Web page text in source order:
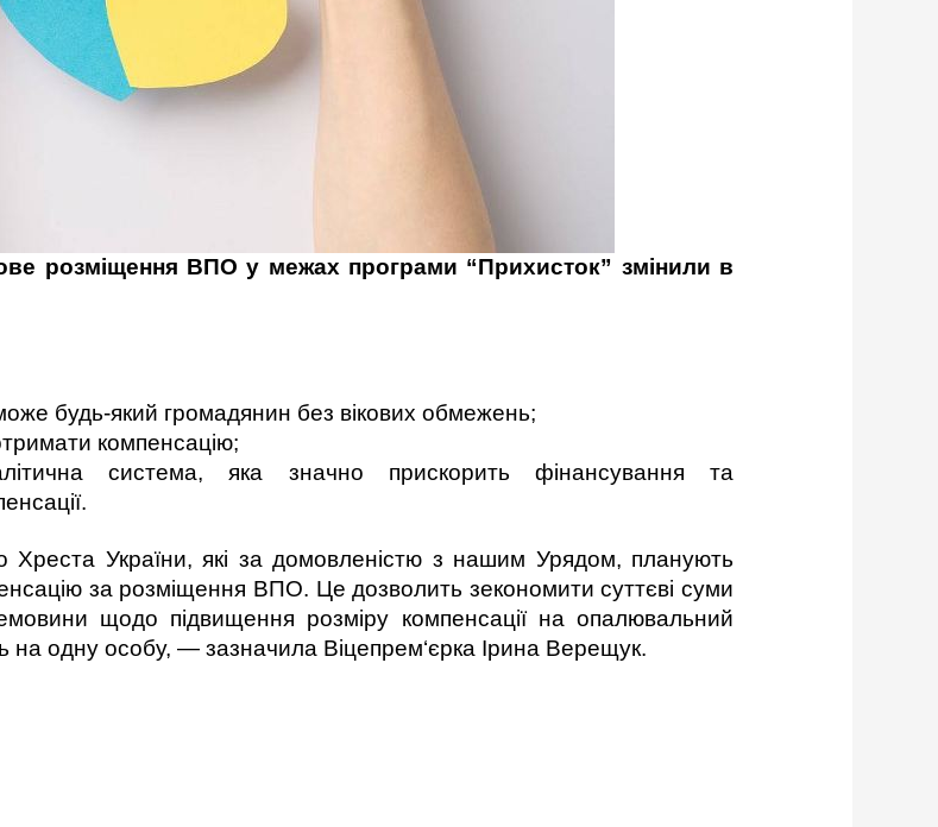
розміщення ВПО у межах програми “Прихисток” змінили в
будь-який громадянин без вікових обмежень;
компенсацію;
система, яка значно прискорить фінансування та
Хреста України, які за домовленістю з нашим Урядом, планують
за розміщення ВПО. Це дозволить зекономити суттєві суми
щодо підвищення розміру компенсації на опалювальний
на одну особу, — зазначила Віцепрем‘єрка Ірина Верещук.